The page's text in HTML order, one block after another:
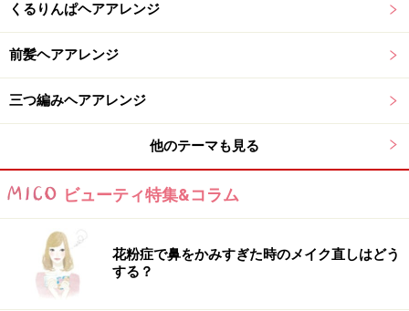
次のページでは、上手く仕上げるポイントをご紹介しま
※記事内容は執筆時点のものです。最新の内容をご確認くださ
1/ 2
くるりんぱヘアアレンジ
前髪ヘアアレンジ
三つ編みヘアアレンジ
他のテーマも見る
ビューティ特集&コラム
花粉症で鼻をかみすぎた時のメイク直しはどう
する？